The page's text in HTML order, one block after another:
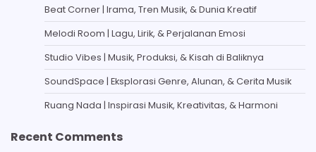
Beat Corner | Irama, Tren Musik, & Dunia Kreatif
Melodi Room | Lagu, Lirik, & Perjalanan Emosi
Studio Vibes | Musik, Produksi, & Kisah di Baliknya
SoundSpace | Eksplorasi Genre, Alunan, & Cerita Musik
Ruang Nada | Inspirasi Musik, Kreativitas, & Harmoni
Recent Comments